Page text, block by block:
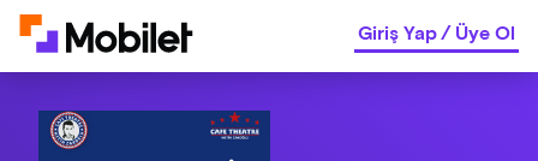
Giriş Yap/Üye Ol